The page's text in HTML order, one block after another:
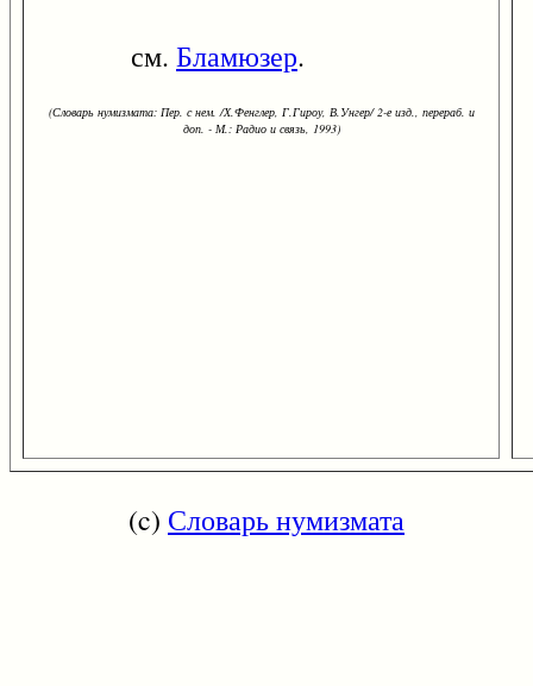
см. Бламюзер.
(Словарь нумизмата: Пер. с нем. /Х.Фенглер, Г.Гироу, В.Унгер/ 2-е изд., перераб. и
доп. - М.: Радио и связь, 1993)
(c) Словарь нумизмата